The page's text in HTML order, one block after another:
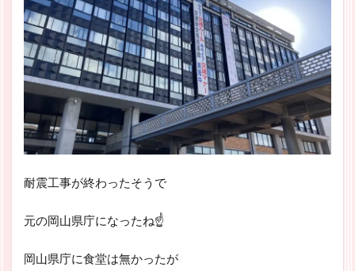
耐震工事が終わったそうで
元の岡山県庁になったね☝
岡山県庁に食堂は無かったが